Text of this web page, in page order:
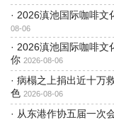
· 2026滇池国际咖啡文
08-06
· 2026滇池国际咖啡文
你 2026-08-06
· 病榻之上捐出近十万
色 2026-08-06
· 从东港作协五届一次